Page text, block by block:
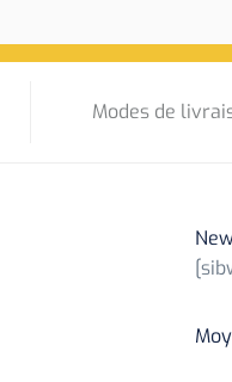
Modes de